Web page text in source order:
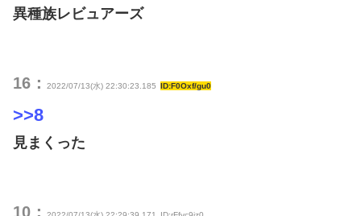
異種族レビュアーズ
16： 2022/07/13(水) 22:30:23.185 ID:F0Oxf/gu0
>>8
見まくった
10：